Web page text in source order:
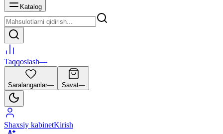
Katalog
Taqqoslash—
Saralanganlar— Savat—
Shaxsiy kabinetKirish